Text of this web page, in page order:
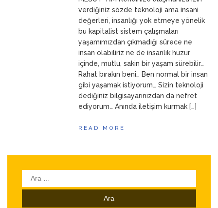
ANNEMverdiğiniz sözde teknoloji ama insani
değerleri, insanlığı yok etmeye yönelik
bu kapitalist sistem çalışmaları
yaşamımızdan çıkmadığı sürece ne
insan olabiliriz ne de insanlık huzur
içinde, mutlu, sakin bir yaşam sürebilir…
Rahat bırakın beni… Ben normal bir insan
gibi yaşamak istiyorum… Sizin teknoloji
dediğiniz bilgisayarınızdan da nefret
ediyorum… Anında iletişim kurmak […]
READ MORE
Arama: